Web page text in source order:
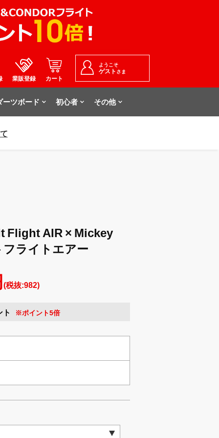
業販登録 カート
ようこそ
ゲスト さま
ーツボード 初心者 その他
Flight AIR × Mickey
ライトエアー
(税抜:982)
※ポイント5倍